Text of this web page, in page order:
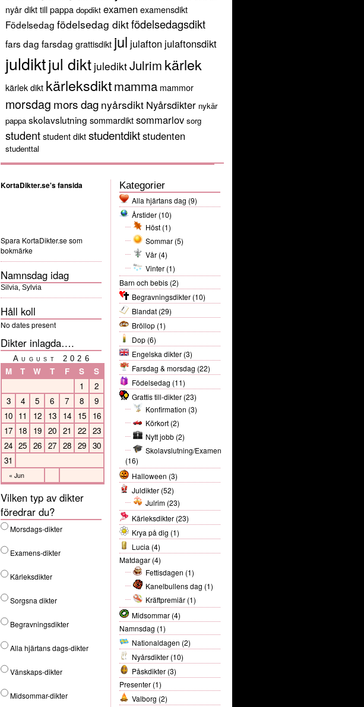
nyårdikt till pappa dopdikt examen examensdikt
Födelsedag födelsedag diktfödelsedagsdikt
fars dag farsdag grattisdikt jul julafton julaftonsdikt
juldiktjul dikt julediktJulrim kärlek
kärlek dikt kärleksdiktmamma mammor
morsdag mors dag nyårsdikt Nyårsdikter nykär
pappa skolavslutning sommardiktsommarlov sorg
studentstudent diktstudentdiktstudenten
studenttal
Kategorier
Alla hjärtans dag (9)
Årstider (10)
Höst (1)
Sommar (5)
Vår (4)
Vinter (1)
Barn och bebis (2)
Begravningsdikter (10)
Blandat (29)
Bröllop (1)
Dop (6)
Engelska dikter (3)
Farsdag & morsdag (22)
Födelsedag (11)
Grattis till-dikter (23)
Konfirmation (3)
Körkort (2)
Nytt jobb (2)
Skolavslutning/Examen
(16)
Halloween (3)
Juldikter (52)
Julrim (23)
Kärleksdikter (23)
Krya på dig (1)
Lucia (4)
Matdagar (4)
Fettisdagen (1)
Kanelbullens dag (1)
Kräftpremiär (1)
Midsommar (4)
Namnsdag (1)
Nationaldagen (2)
Nyårsdikter (10)
Påskdikter (3)
Presenter (1)
Valborg (2)
KortaDikter.se's fansida
Spara KortaDikter.se som
bokmärke
Namnsdag idag
Silvia, Sylvia
Håll koll
No dates present
Dikter inlagda….
August 2026
M T W T F S S
« Jun
1
2
3
4 5 6 7 8
9
10 11 12 13 14 15
16
17 18 19 20 21 22
23
24 25 26 27 28 29
30
31
Vilken typ av dikter
föredrar du?
Morsdags-dikter
Examens-dikter
Kärleksdikter
Sorgsna dikter
Begravningsdikter
Alla hjärtans dags-dikter
Vänskaps-dikter
Midsommar-dikter